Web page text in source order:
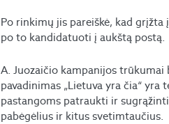
Po rinkimų jis pareiškė, kad
po to kandidatuoti į aukštą postą.
A. Juozaičio kampanijos
pavadinimas „Lietuva yra čia“
pastangoms patraukti ir
pabėgėlius ir kitus svetimtaučius.